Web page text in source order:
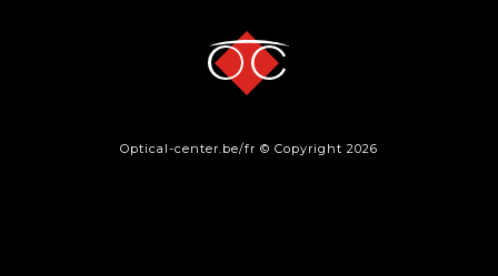
Optical-center.be/fr © Copyright 2026